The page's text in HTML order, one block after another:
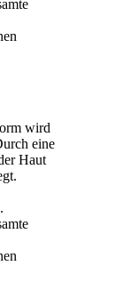
wird
eine
Haut